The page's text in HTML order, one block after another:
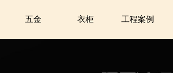
五金 衣柜 工程案例